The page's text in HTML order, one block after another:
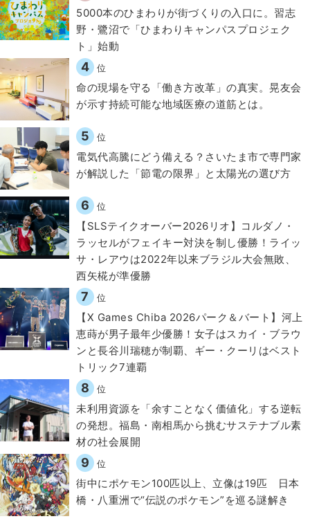
5000本のひまわりが街づくりの入口に。習志
野・鷺沼で「ひまわりキャンパスプロジェク
ト」始動
4 位
​命の現場を守る「働き方改革」の真実。晃友会
が示す持続可能な地域医療の道筋とは。
5 位
電気代高騰にどう備える？さいたま市で専門家
が解説した「節電の限界」と太陽光の選び方
6 位
【SLSテイクオーバー2026リオ】コルダノ・
ラッセルがフェイキー対決を制し優勝！ライッ
サ・レアウは2022年以来ブラジル大会無敗、
西矢椛が準優勝
7 位
【X Games Chiba 2026パーク＆バート】河上
恵蒔が男子最年少優勝！女子はスカイ・ブラウ
ンと長谷川瑞穂が制覇、ギー・クーリはベスト
トリック7連覇
8 位
​​未利用資源を「余すことなく価値化」する逆転
の発想。福島・南相馬から挑むサステナブル素
材の社会展開​
9 位
街中にポケモン100匹以上、立像は19匹 日本
橋・八重洲で“伝説のポケモン”を巡る謎解き